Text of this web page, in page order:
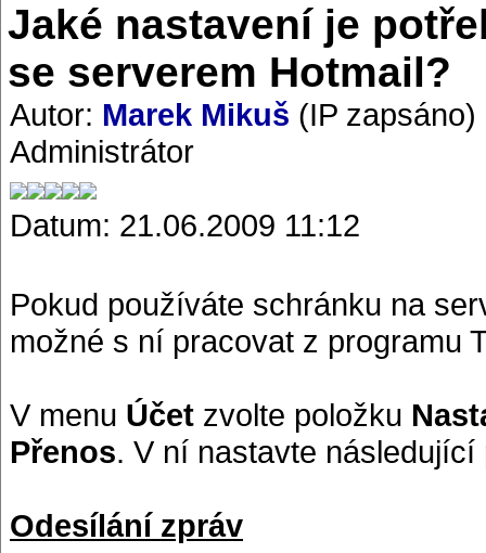
Jaké nastavení je
se serverem Hotmail?
Autor: Marek Mikuš (IP zapsáno)
Administrátor
Datum: 21.06.2009 11:12
Pokud používáte schránku na
možné s ní pracovat z programu
V menu Účet zvolte položku
Přenos. V ní nastavte následující
Odesílání zpráv